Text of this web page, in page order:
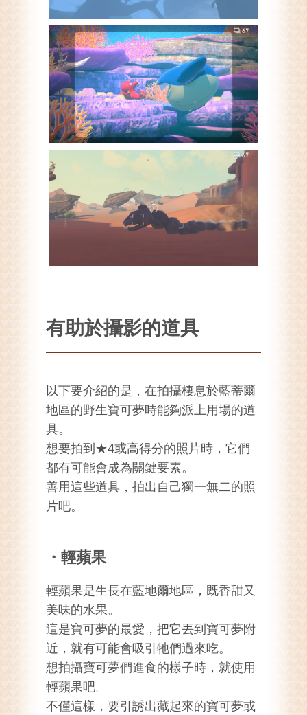
有助於攝影的道具
以下要介紹的是，在拍攝棲息於藍蒂爾
地區的野生寶可夢時能夠派上用場的道
具。
想要拍到★4或高得分的照片時，它們
都有可能會成為關鍵要素。
善用這些道具，拍出自己獨一無二的照
片吧。
・輕蘋果
輕蘋果是生長在藍地爾地區，既香甜又
美味的水果。
這是寶可夢的最愛，把它丟到寶可夢附
近，就有可能會吸引牠們過來吃。
想拍攝寶可夢們進食的樣子時，就使用
輕蘋果吧。
不僅這樣，要引誘出藏起來的寶可夢或